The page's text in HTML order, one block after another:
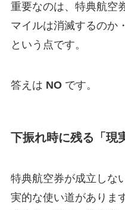
重要なのは、特典航空
マイルは消滅するのか
という点です。
答えは NOです。
下振れ時に残る「現
特典航空券が成立しな
実的な使い道がありま